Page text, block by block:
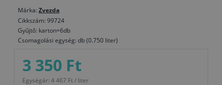
Márka: Zvezda
Cikkszám: 99724
Gyűjtő: karton=6db
Csomagolási egység: db (0.750 liter)
3 350 Ft
Egységár: 4 467 Ft / liter